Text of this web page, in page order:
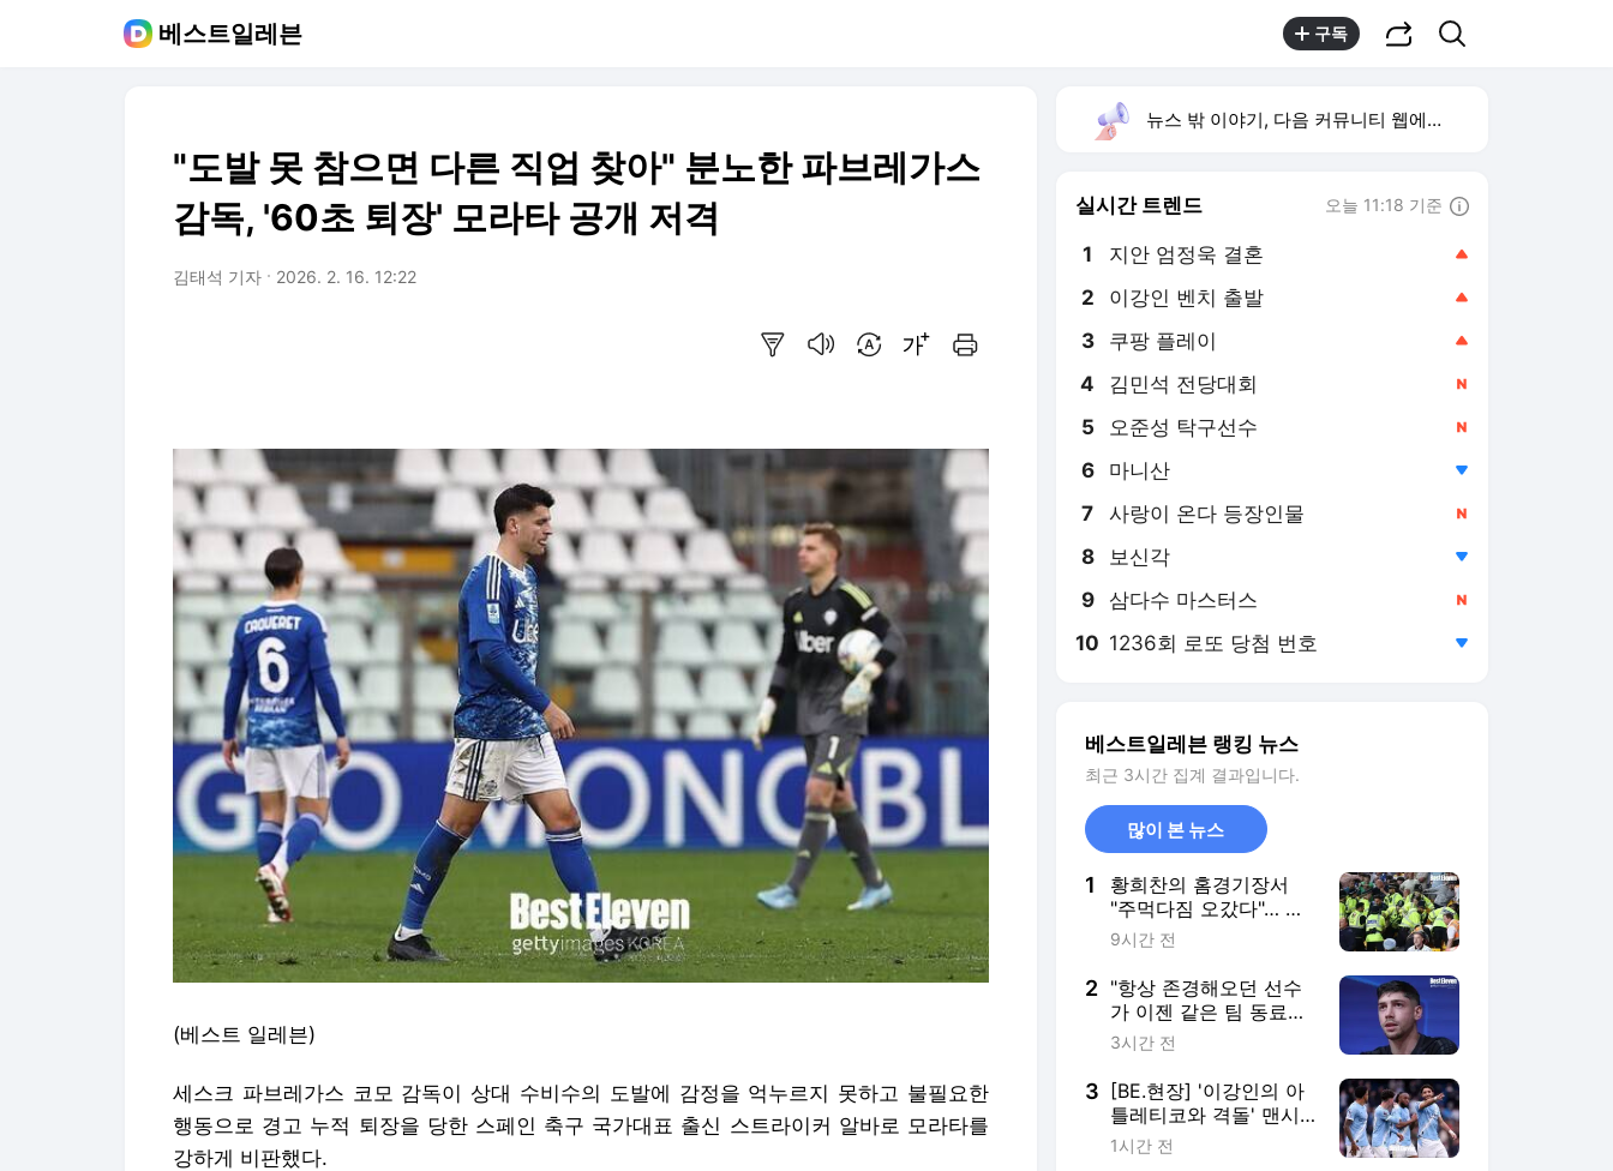
베스트일레븐 구독
"도발 못 참으면 다른 직업 찾아" 분노한 파브레가스
감독, '60초 퇴장' 모라타 공개 저격
김태석 기자 2026. 2. 16. 12:22
(베스트 일레븐)
세스크 파브레가스 코모 감독이 상대 수비수의 도발에 감정을 억누르지 못하고 불필요한
행동으로 경고 누적 퇴장을 당한 스페인 축구 국가대표 출신 스트라이커 알바로 모라타를
강하게 비판했다.
뉴스 밖 이야기, 다음 커뮤니티 웹에서 보기
실시간 트렌드 오늘 11:18 기준
1 지안 엄정욱 결혼
2 이강인 벤치 출발
3 쿠팡 플레이
4 김민석 전당대회
5 오준성 탁구선수
6 마니산
7 사랑이 온다 등장인물
8 보신각
9 삼다수 마스터스
10 1236회 로또 당첨 번호
베스트일레븐 랭킹 뉴스
최근 3시간 집계 결과입니다.
많이 본 뉴스
1
황희찬의 홈경기장서
"주먹다짐 오갔다"… 경
찰까지 개입된 원정 팬
"진상 파악 후 조치 "
9시간 전
2 "항상 존경해오던 선수
가 이젠 같은 팀 동료라
니"… 레알 마드리드 '캡
잘 지내고 있어 기뻐"
3시간 전
3
[BE.현장] '이강인의 아
틀레티코와 격돌' 맨시
티, 선발 라인업 공개…
1시간 전